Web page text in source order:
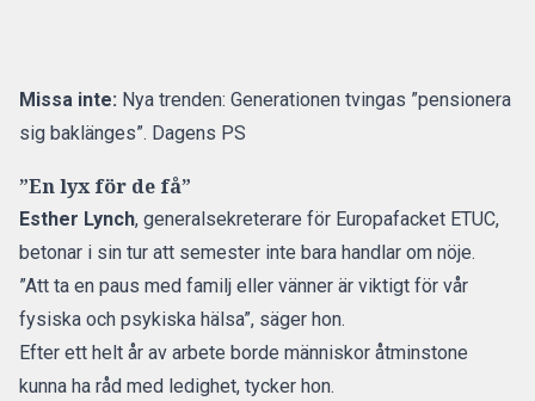
Missa inte: Nya trenden: Generationen tvingas ”pensionera
sig baklänges”. Dagens PS
”En lyx för de få”
Esther Lynch, generalsekreterare för Europafacket ETUC,
betonar i sin tur att semester inte bara handlar om nöje.
”Att ta en paus med familj eller vänner är viktigt för vår
fysiska och psykiska hälsa”, säger hon.
Efter ett helt år av arbete borde människor åtminstone
kunna ha råd med ledighet, tycker hon.